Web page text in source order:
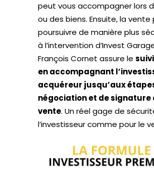
peut vous accompagner lors
ou des biens. Ensuite, la vente
poursuivre de manière plus
à l’intervention d’Invest
François Cornet assure le
en accompagnant
acquéreur jusqu’aux
négociation et de
vente. Un réel gage de
l’investisseur comme pour le